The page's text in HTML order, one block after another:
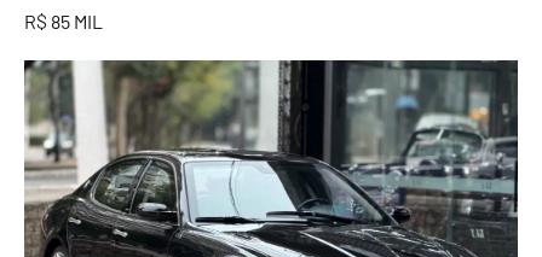
R$ 85 MIL